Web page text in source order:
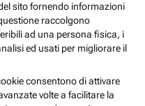
sito fornendo informazioni
raccolgono
ad una persona fisica, i
ed usati per migliorare il
consentono di attivare
volte a facilitare la